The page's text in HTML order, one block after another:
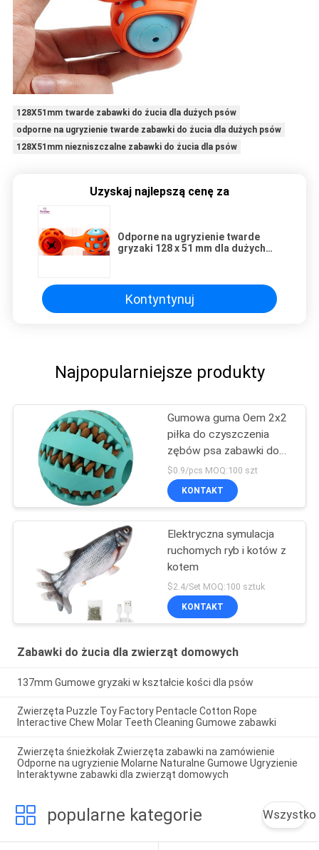
128X51mm twarde zabawki do żucia dla dużych psów
odporne na ugryzienie twarde zabawki do żucia dla dużych psów
128X51mm niezniszczalne zabawki do żucia dla psów
Uzyskaj najlepszą cenę za
Odporne na ugryzienie twarde
gryzaki 128 x 51 mm dla dużych
Kontyntynuj
Najpopularniejsze produkty
Gumowa guma Oem 2x2
piłka do czyszczenia
zębów psa zabawki do
żucia dla zwierząt
$0.9/pcs MOQ:100 szt
KONTAKT
Elektryczna symulacja
ruchomych ryb i kotów z
kotem
$2.4/Set MOQ:100 sztuk
KONTAKT
Zabawki do żucia dla zwierząt domowych
137mm Gumowe gryzaki w kształcie kości dla psów
Zwierzęta Puzzle Toy Factory Pentacle Cotton Rope
Interactive Chew Molar Teeth Cleaning Gumowe zabawki
Zwierzęta śnieżkołak Zwierzęta zabawki na zamówienie
Odporne na ugryzienie Molarne Naturalne Gumowe Ugryzienie
Interaktywne zabawki dla zwierząt domowych
popularne kategorie Wszystko